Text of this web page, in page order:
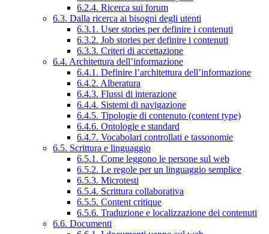
6.2.4. Ricerca sui forum
6.3. Dalla ricerca ai bisogni degli utenti
6.3.1. User stories per definire i contenuti
6.3.2. Job stories per definire i contenuti
6.3.3. Criteri di accettazione
6.4. Architettura dell’informazione
6.4.1. Definire l’architettura dell’informazione
6.4.2. Alberatura
6.4.3. Flussi di interazione
6.4.4. Sistemi di navigazione
6.4.5. Tipologie di contenuto (content type)
6.4.6. Ontologie e standard
6.4.7. Vocabolari controllati e tassonomie
6.5. Scrittura e linguaggio
6.5.1. Come leggono le persone sul web
6.5.2. Le regole per un linguaggio semplice
6.5.3. Microtesti
6.5.4. Scrittura collaborativa
6.5.5. Content critique
6.5.6. Traduzione e localizzazione dei contenuti
6.6. Documenti